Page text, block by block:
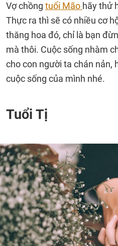
Vợ chồng tuổi Mão hãy thử
Thực ra thì sẽ có nhiều cơ
thăng hoa đó, chỉ là bạn
mà thôi. Cuộc sống nhàm
cho con người ta chán nản,
cuộc sống của mình nhé.
Tuổi Tị